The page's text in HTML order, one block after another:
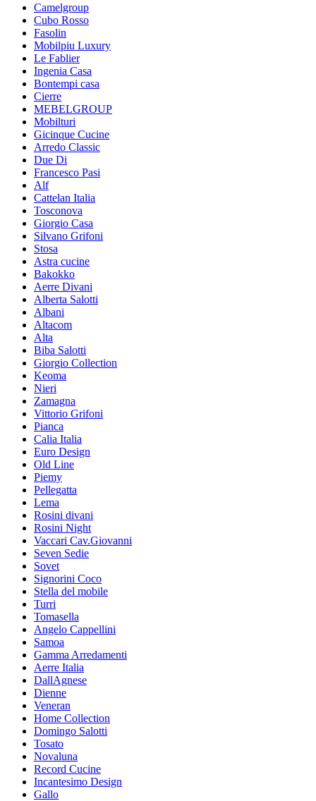
Camelgroup
Cubo Rosso
Fasolin
Mobilpiu Luxury
Le Fablier
Ingenia Casa
Bontempi casa
Cierre
MEBELGROUP
Mobilturi
Gicinque Cucine
Arredo Classic
Due Di
Francesco Pasi
Alf
Cattelan Italia
Tosconova
Giorgio Casa
Silvano Grifoni
Stosa
Astra cucine
Bakokko
Aerre Divani
Alberta Salotti
Albani
Altacom
Alta
Biba Salotti
Giorgio Collection
Keoma
Nieri
Zamagna
Vittorio Grifoni
Pianca
Calia Italia
Euro Design
Old Line
Piemy
Pellegatta
Lema
Rosini divani
Rosini Night
Vaccari Cav.Giovanni
Seven Sedie
Sovet
Signorini Coco
Stella del mobile
Turri
Tomasella
Angelo Cappellini
Samoa
Gamma Arredamenti
Aerre Italia
DallAgnese
Dienne
Veneran
Home Collection
Domingo Salotti
Tosato
Novaluna
Record Cucine
Incantesimo Design
Gallo